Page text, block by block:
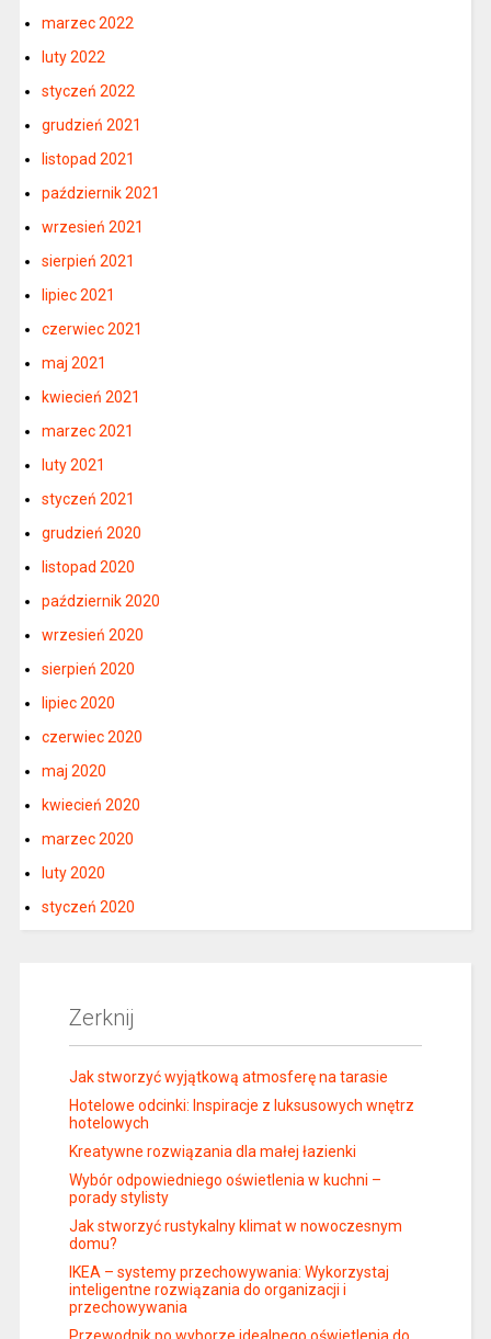
marzec 2022
luty 2022
styczeń 2022
grudzień 2021
listopad 2021
październik 2021
wrzesień 2021
sierpień 2021
lipiec 2021
czerwiec 2021
maj 2021
kwiecień 2021
marzec 2021
luty 2021
styczeń 2021
grudzień 2020
listopad 2020
październik 2020
wrzesień 2020
sierpień 2020
lipiec 2020
czerwiec 2020
maj 2020
kwiecień 2020
marzec 2020
luty 2020
styczeń 2020
Zerknij
Jak stworzyć wyjątkową atmosferę na tarasie
Hotelowe odcinki: Inspiracje z luksusowych wnętrz
hotelowych
Kreatywne rozwiązania dla małej łazienki
Wybór odpowiedniego oświetlenia w kuchni –
porady stylisty
Jak stworzyć rustykalny klimat w nowoczesnym
domu?
IKEA – systemy przechowywania: Wykorzystaj
inteligentne rozwiązania do organizacji i
przechowywania